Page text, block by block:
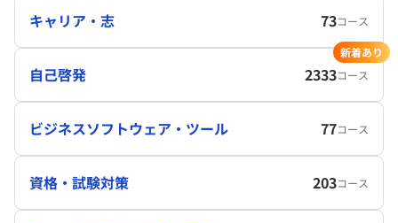
キャリア・志 73コース
自己啓発 2333コース
新着あり
ビジネスソフトウェア・ツール 77コース
資格・試験対策 203コース